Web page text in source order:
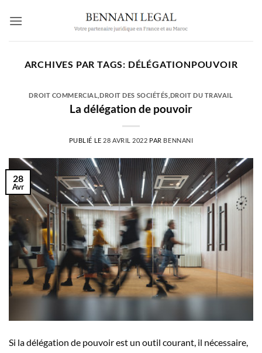
ARCHIVES PAR TAGS: DÉLÉGATIONPOUVOIR
DROIT COMMERCIAL DROIT DES SOCIÉTÉS DROIT DU TRAVAIL
La délégation de pouvoir
PUBLIÉ LE 28 AVRIL 2022 PAR BENNANI
28
Avr
Si la délégation de pouvoir est un outil courant, il nécessaire,